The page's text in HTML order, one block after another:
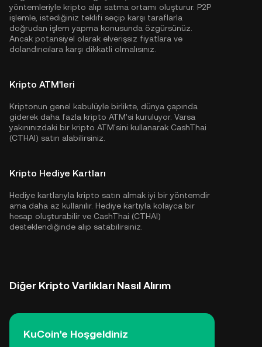
yöntemleriyle kripto alıp satma ortamı oluşturur. P2P
işlemle, istediğiniz teklifi seçip karşı taraflarla
doğrudan işlem yapma konusunda özgürsünüz.
Ancak potansiyel olarak elverişsiz fiyatlara ve
dolandırıcılara karşı dikkatli olmalısınız.
Kripto ATM'leri
Kriptonun genel kabulüyle birlikte, dünya çapında
giderek daha fazla kripto ATM'si kuruluyor. Varsa
yakınınızdaki bir kripto ATM'sini kullanarak CashThai
(CTHAI) satın alabilirsiniz.
Kripto Hediye Kartları
Hediye kartlarıyla kripto satın almak iyi bir yöntemdir
ama daha az kullanılır. Hediye kartıyla kolayca bir
hesap oluşturabilir ve CashThai (CTHAI)
desteklendiğinde alıp satabilirsiniz.
Diğer Kripto Varlıkları Nasıl Alırım
KuCoin'e Hoşgeldiniz